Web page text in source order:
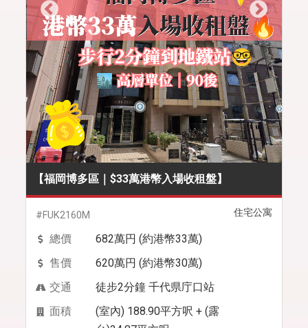
【福岡博多區｜$33萬港幣入場收租盤】
住宅公寓
#FUK2160M
總價
682萬円 (約港幣33萬)
售價
620萬円 (約港幣30萬)
交通
徒步2分鐘 千代県庁口站
面積
(室內) 188.90平方呎 + (露